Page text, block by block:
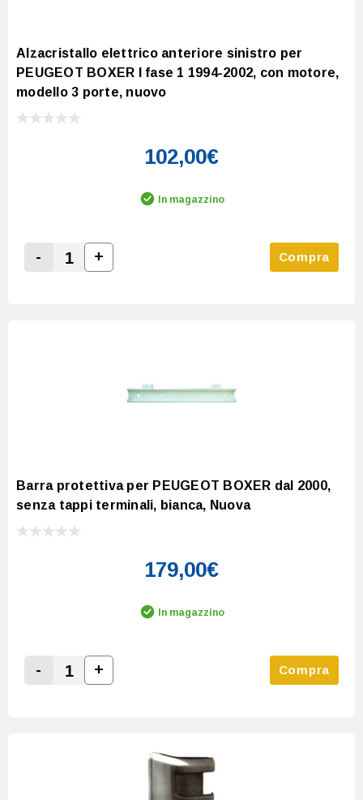
Alzacristallo elettrico anteriore sinistro per
PEUGEOT BOXER I fase 1 1994-2002, con motore,
modello 3 porte, nuovo
102,00€
In magazzino
Decrease Quantity:
-
Increase Quantity:
+ Compra
Barra protettiva per PEUGEOT BOXER dal 2000,
senza tappi terminali, bianca, Nuova
179,00€
In magazzino
Decrease Quantity:
-
Increase Quantity:
+ Compra